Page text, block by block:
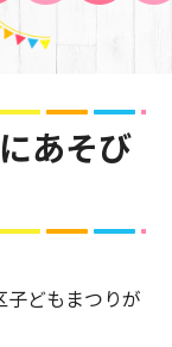
あそび
どもまつりが